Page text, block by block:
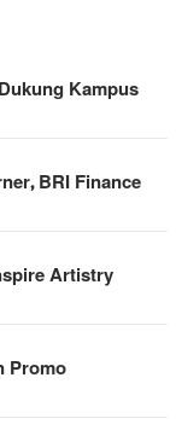
Kampus
BRI Finance
Artistry
Promo